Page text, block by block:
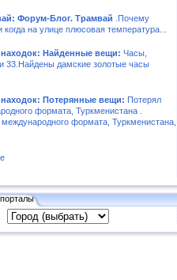
Форум-Блог. Трамвай .Почему
когда на улице плюсовая температура...
Найденные вещи: Часы,
33.Найдены дамские золотые часы
Потерянные вещи: Потерял
формата, Туркменистана .
формата, Туркменистана,